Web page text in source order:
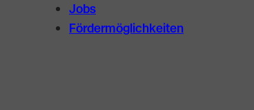
Jobs
Förder­möglichkeiten